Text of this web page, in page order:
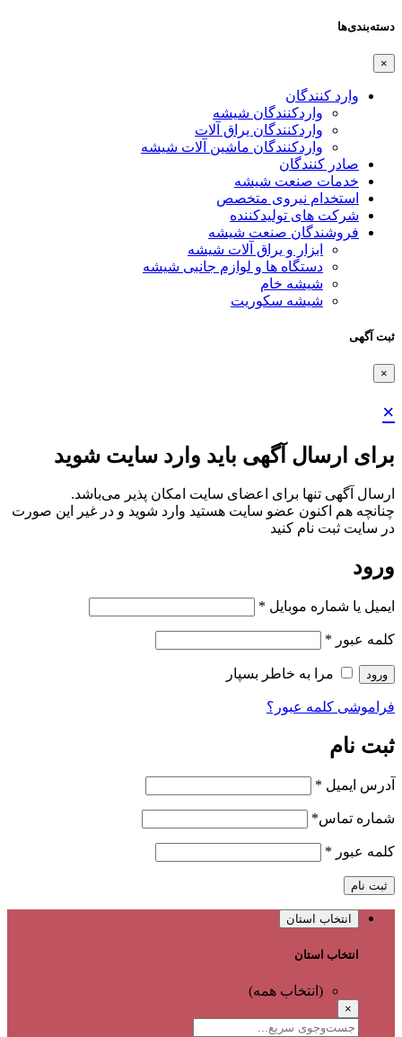
دسته‌بندی‌ها
×
وارد کنندگان
واردکنندگان شیشه
واردکنندگان یراق آلات
واردکنندگان ماشین آلات شیشه
صادر کنندگان
خدمات صنعت شیشه
استخدام نیروی متخصص
شرکت های تولیدکننده
فروشندگان صنعت شیشه
ابزار و یراق آلات شیشه
دستگاه ها و لوازم جانبی شیشه
شیشه خام
شیشه سکوریت
ثبت آگهی
×
×
برای ارسال آگهی باید وارد سایت شوید
ارسال آگهی تنها برای اعضای سایت امکان پذیر می‌باشد.
چنانچه هم‌ اکنون عضو سایت هستید وارد شوید و در غیر این صورت
در سایت ثبت نام کنید
ورود
ایمیل یا شماره موبایل *
کلمه عبور *
ورود مرا به خاطر بسپار
فراموشی کلمه عبور؟
ثبت نام
آدرس ایمیل *
شماره تماس*
کلمه عبور *
ثبت نام
انتخاب استان
انتخاب استان
(انتخاب همه)
×